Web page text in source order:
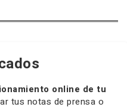
online de tu
tus notas de prensa o